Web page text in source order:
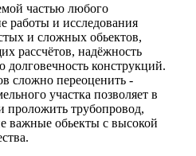
частью любого
работы и исследования
и сложных обьектов,
рассчётов, надёжность
конструкций.
сложно переоценить -
участка позволяет в
проложить трубопровод,
важные обьекты с высокой